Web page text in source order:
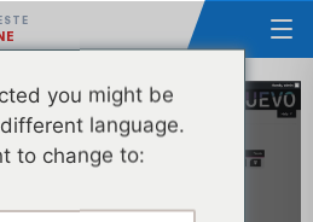
WordPress?
you might be
language.
to change to: